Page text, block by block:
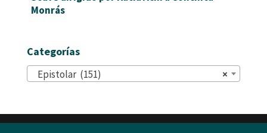
Monrás
Categorías
×
Epistolar (151)